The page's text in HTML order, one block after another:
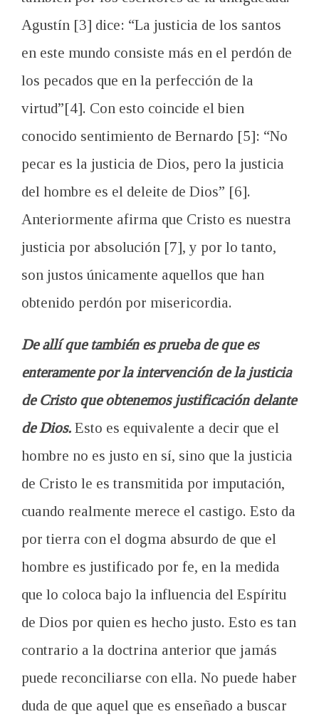
Agustín [3] dice: “La justicia de los santos
en este mundo consiste más en el perdón de
los pecados que en la perfección de la
virtud”[4]. Con esto coincide el bien
conocido sentimiento de Bernardo [5]: “No
pecar es la justicia de Dios, pero la justicia
del hombre es el deleite de Dios” [6].
Anteriormente afirma que Cristo es nuestra
justicia por absolución [7], y por lo tanto,
son justos únicamente aquellos que han
obtenido perdón por misericordia.
De allí que también es prueba de que es
enteramente por la intervención de la justicia
de Cristo que obtenemos justificación delante
de Dios. Esto es equivalente a decir que el
hombre no es justo en sí, sino que la justicia
de Cristo le es transmitida por imputación,
cuando realmente merece el castigo. Esto da
por tierra con el dogma absurdo de que el
hombre es justificado por fe, en la medida
que lo coloca bajo la influencia del Espíritu
de Dios por quien es hecho justo. Esto es tan
contrario a la doctrina anterior que jamás
puede reconciliarse con ella. No puede haber
duda de que aquel que es enseñado a buscar